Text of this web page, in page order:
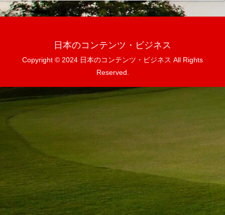
日本のコンテンツ・ビジネス
Copyright © 2024 日本のコンテンツ・ビジネス All Rights
Reserved.